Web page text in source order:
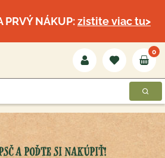
PRVÝ NÁKUP:zistite viac tu>
0
A POĎTE SI NAKÚPIŤ!